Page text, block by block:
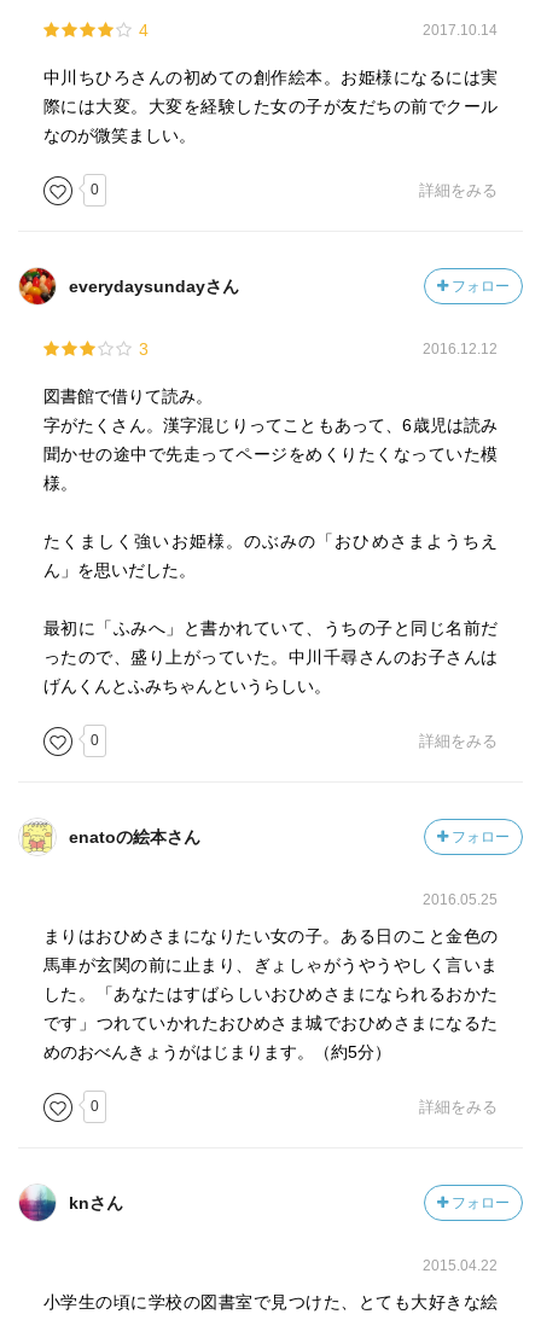
4 2017.10.14
中川ちひろさんの初めての創作絵本。お姫様になるには実
際には大変。大変を経験した女の子が友だちの前でクール
なのが微笑ましい。
0 詳細をみる
everydaysundayさん フォロー
3 2016.12.12
図書館で借りて読み。
字がたくさん。漢字混じりってこともあって、6歳児は読み
聞かせの途中で先走ってページをめくりたくなっていた模
様。
たくましく強いお姫様。のぶみの「おひめさまようちえ
ん」を思いだした。
最初に「ふみへ」と書かれていて、うちの子と同じ名前だ
ったので、盛り上がっていた。中川千尋さんのお子さんは
げんくんとふみちゃんというらしい。
0 詳細をみる
enatoの絵本さん フォロー
2016.05.25
まりはおひめさまになりたい女の子。 ある日のこと金色の
馬車が玄関の前に止まり、ぎょしゃがうやうやしく言いま
した。 「あなたはすばらしいおひめさまになられるおかた
です」 つれていかれたおひめさま城でおひめさまになるた
めのおべんきょうがはじまります。（約5分）
0 詳細をみる
knさん フォロー
2015.04.22
小学生の頃に学校の図書室で見つけた、とても大好きな絵